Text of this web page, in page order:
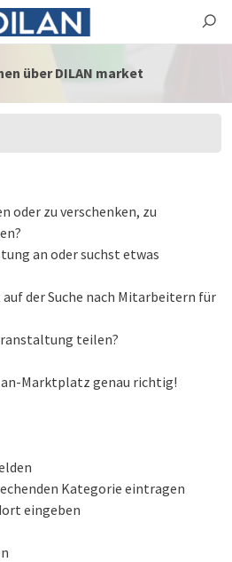
über DILAN market
oder zu verschenken, zu
an oder suchst etwas
der Suche nach Mitarbeitern für
teilen?
Marktplatz genau richtig!
Kategorie eintragen
eingeben